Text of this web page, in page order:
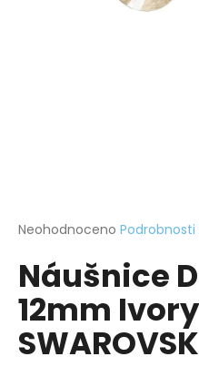
Průměrné
produktu
je
0,0
5
hvězdiček.
Neohodnoceno
Náušnice
12mm
D
o
p
o